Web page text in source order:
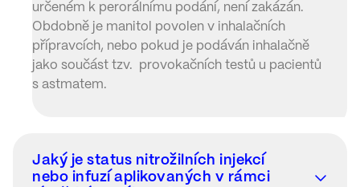
určeném k perorálnímu podání, není zakázán.
Obdobně je manitol povolen v inhalačních
přípravcích, nebo pokud je podáván inhalačně
jako součást tzv. provokačních testů u pacientů
s astmatem.
Jaký je status nitrožilních injekcí
nebo infuzí aplikovaných v rámci